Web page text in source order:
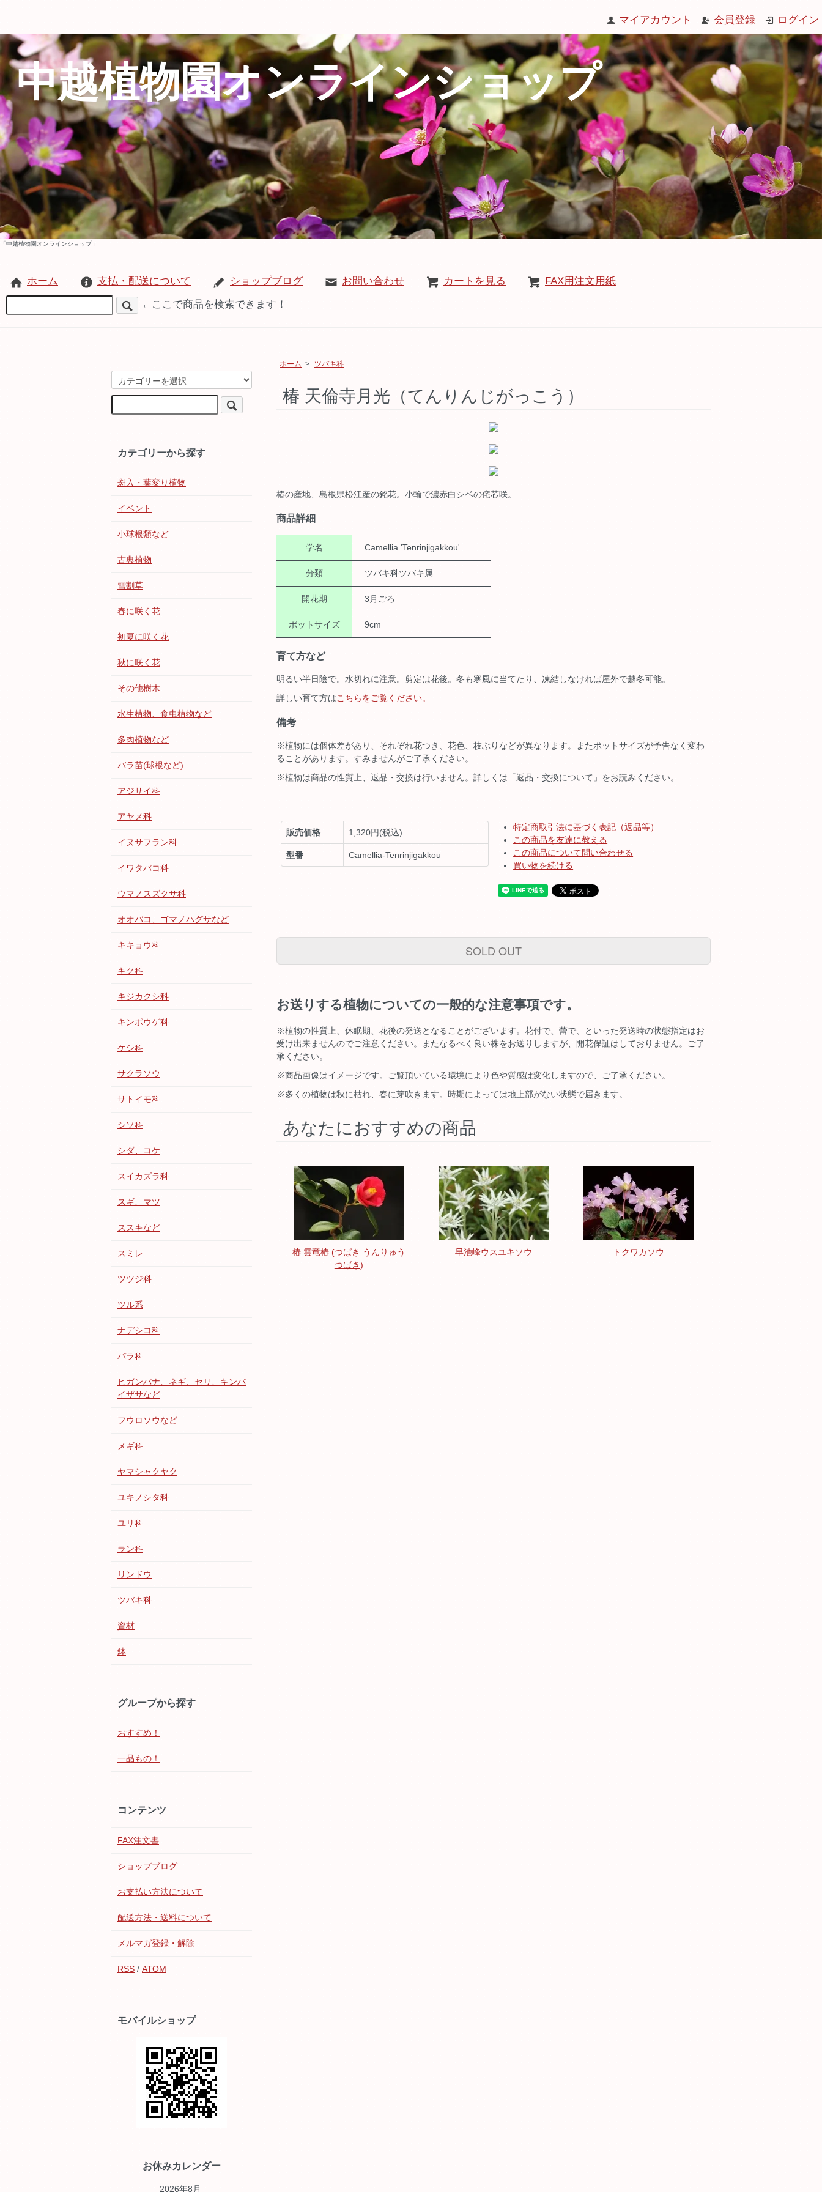
マイアカウント 会員登録 ログイン
中越植物園オンラインショップ
「中越植物園オンラインショップ」
ホーム 支払・配送について ショップブログ お問い合わせ カートを見る
FAX用注文用紙
←ここで商品を検索できます！
ホーム > ツバキ科
椿 天倫寺月光（てんりんじがっこう）
椿の産地、島根県松江産の銘花。小輪で濃赤白シベの侘芯咲。
商品詳細
学名 Camellia 'Tenrinjigakkou'
分類 ツバキ科ツバキ属
開花期 3月ごろ
ポットサイズ 9cm
育て方など
明るい半日陰で。水切れに注意。剪定は花後。冬も寒風に当てたり、凍結しなければ屋外で越冬可能。
詳しい育て方はこちらをご覧ください。
備考
※植物には個体差があり、それぞれ花つき、花色、枝ぶりなどが異なります。またポットサイズが予告なく変わ
ることがあります。すみませんがご了承ください。
※植物は商品の性質上、返品・交換は行いません。詳しくは「返品・交換について」をお読みください。
販売価格 1,320円(税込)
型番 Camellia-Tenrinjigakkou
特定商取引法に基づく表記（返品等）
この商品を友達に教える
この商品について問い合わせる
買い物を続ける
SOLD OUT
お送りする植物についての一般的な注意事項です。
※植物の性質上、休眠期、花後の発送となることがございます。花付で、蕾で、といった発送時の状態指定はお
受け出来ませんのでご注意ください。またなるべく良い株をお送りしますが、開花保証はしておりません。ご了
承ください。
※商品画像はイメージです。ご覧頂いている環境により色や質感は変化しますので、ご了承ください。
※多くの植物は秋に枯れ、春に芽吹きます。時期によっては地上部がない状態で届きます。
あなたにおすすめの商品
椿 雲竜椿 (つばき うんりゅう
つばき)
早池峰ウスユキソウ トクワカソウ
カテゴリーから探す
斑入・葉変り植物
イベント
小球根類など
古典植物
雪割草
春に咲く花
初夏に咲く花
秋に咲く花
その他樹木
水生植物、食虫植物など
多肉植物など
バラ苗(球根など)
アジサイ科
アヤメ科
イヌサフラン科
イワタバコ科
ウマノスズクサ科
オオバコ、ゴマノハグサなど
キキョウ科
キク科
キジカクシ科
キンポウゲ科
ケシ科
サクラソウ
サトイモ科
シソ科
シダ、コケ
スイカズラ科
スギ、マツ
ススキなど
スミレ
ツツジ科
ツル系
ナデシコ科
バラ科
ヒガンバナ、ネギ、セリ、キンバ
イザサなど
フウロソウなど
メギ科
ヤマシャクヤク
ユキノシタ科
ユリ科
ラン科
リンドウ
ツバキ科
資材
鉢
グループから探す
おすすめ！
一品もの！
コンテンツ
FAX注文書
ショップブログ
お支払い方法について
配送方法・送料について
メルマガ登録・解除
RSS / ATOM
モバイルショップ
お休みカレンダー
2026年8月